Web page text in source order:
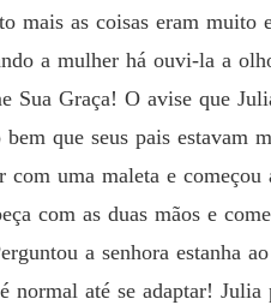
mais as coisas eram muito
a mulher há ouvi-la a
Sua Graça! O avise que
que seus pais estavam
com uma maleta e
com as duas mãos e
a senhora estanha
normal até se adaptar!